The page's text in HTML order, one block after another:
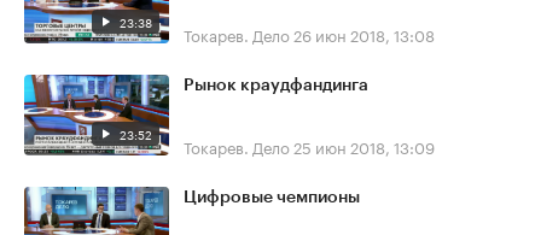
23:38 Токарев. Дело 26 июн 2018, 13:08
23:52
Рынок краудфандинга
Токарев. Дело 25 июн 2018, 13:09
Цифровые чемпионы